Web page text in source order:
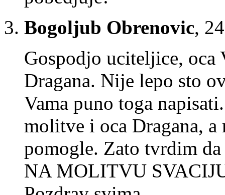
Bogoljub Obrenovic,
Gospodjo uciteljice, oca
Dragana. Nije lepo sto
Vama puno toga
molitve i oca Dragana,
pomogle. Zato tvrdim
NA MOLITVU